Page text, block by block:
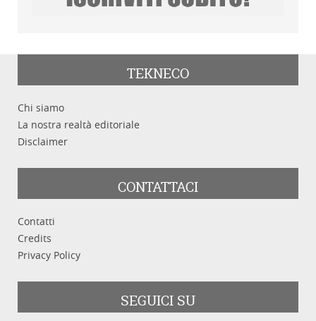
TEKNECO
Chi siamo
La nostra realtà editoriale
Disclaimer
CONTATTACI
Contatti
Credits
Privacy Policy
SEGUICI SU